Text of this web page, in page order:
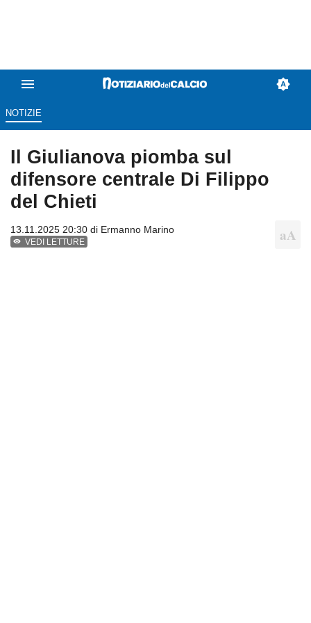
NOTIZIE
Il Giulianova piomba sul
difensore centrale Di Filippo
del Chieti
13.11.2025 20:30 di Ermanno Marino
VEDI LETTURE